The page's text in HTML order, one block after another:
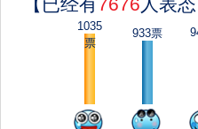
1035
票
933票